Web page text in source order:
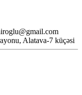
Alatava-7 küçəsi